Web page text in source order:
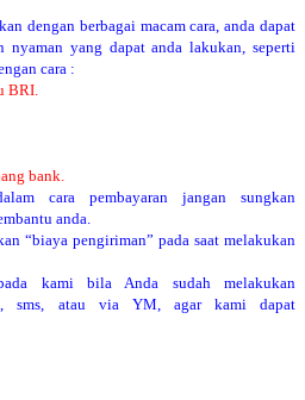
dengan berbagai macam cara, anda dapat
nyaman yang dapat anda lakukan, seperti
cara :
BRI.
bank.
cara pembayaran jangan sungkan
anda.
“biaya pengiriman” pada saat melakukan
kami bila Anda sudah melakukan
sms, atau via YM, agar kami dapat